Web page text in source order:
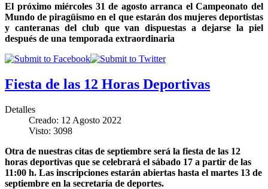
El próximo miércoles 31 de agosto arranca el Campeonato del
Mundo de piragüismo en el que estarán dos mujeres deportistas
y canteranas del club que van dispuestas a dejarse la piel
después de una temporada extraordinaria
Fiesta de las 12 Horas Deportivas
Detalles
Creado: 12 Agosto 2022
Visto: 3098
Otra de nuestras citas de septiembre será la fiesta de las 12
horas deportivas que se celebrará el sábado 17 a partir de las
11:00 h. Las inscripciones estarán abiertas hasta el martes 13 de
septiembre en la secretaría de deportes.